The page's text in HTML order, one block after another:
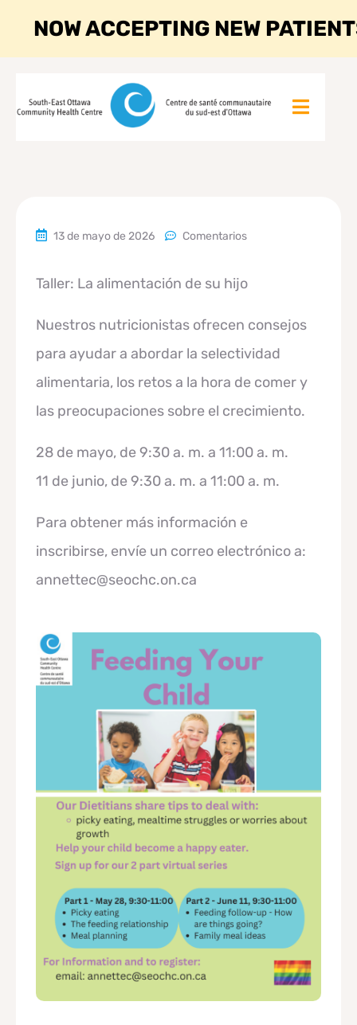
13 de mayo de 2026 Comentarios
Taller: La alimentación de su hijo
Nuestros nutricionistas ofrecen consejos
para ayudar a abordar la selectividad
alimentaria, los retos a la hora de comer y
las preocupaciones sobre el crecimiento.
28 de mayo, de 9:30 a. m. a 11:00 a. m.
11 de junio, de 9:30 a. m. a 11:00 a. m.
Para obtener más información e
inscribirse, envíe un correo electrónico a:
annettec@seochc.on.ca
NOW ACCEPTING NEW